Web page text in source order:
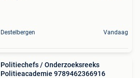
Destelbergen Vandaag
Politiechefs / Onderzoeksreeks
Politieacademie 9789462366916